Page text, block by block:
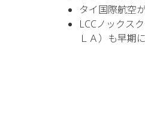
タイ国際航空
LCCノックス
ＬＡ）も早期